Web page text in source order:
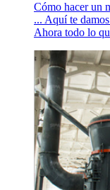
Cómo hacer un
... Aquí te
Ahora todo lo